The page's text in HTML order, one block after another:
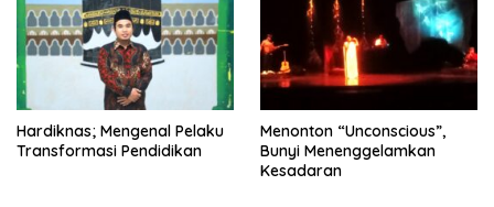
Hardiknas; Mengenal Pelaku
Transformasi Pendidikan
Menonton “Unconscious”,
Bunyi Menenggelamkan
Kesadaran